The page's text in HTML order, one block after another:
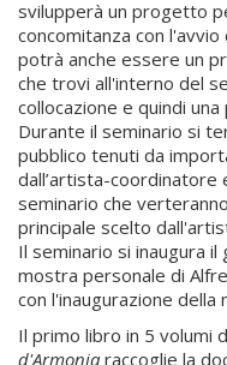
svilupperà un progetto
concomitanza con
potrà anche essere un
che trovi all'interno del
collocazione e quindi
Durante il seminario si
pubblico tenuti da
dall’artista-coordinatore
seminario che
principale scelto
Il seminario si inaugura
mostra personale di
con l'inaugurazione della
Il primo libro in 5 volumi
d'Armonia raccoglie la